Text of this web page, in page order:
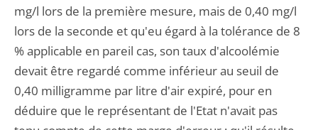
mg/l lors de la première mesure, mais de 0,40 mg/l
lors de la seconde et qu'eu égard à la tolérance de 8
% applicable en pareil cas, son taux d'alcoolémie
devait être regardé comme inférieur au seuil de
0,40 milligramme par litre d'air expiré, pour en
déduire que le représentant de l'Etat n'avait pas